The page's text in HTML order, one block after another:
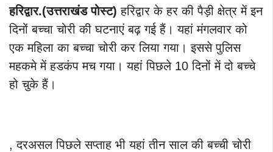
हरिद्वार.(उत्तराखंड पोस्ट) हरिद्वार के हर की पैड़ी क्षेत्र में इन
दिनों बच्चा चोरी की घटनाएं बढ़ गई हैं। यहां मंगलवार को
एक महिला का बच्चा चोरी कर लिया गया। इससे पुलिस
महकमे में हडकंप मच गया। यहां पिछले 10 दिनों में दो बच्चे
हो चुके हैं।
, दरअसल पिछले सप्ताह भी यहां तीन साल की बच्ची चोरी